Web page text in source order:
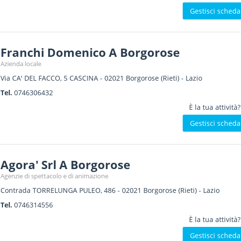
Gestisci scheda
Franchi Domenico A Borgorose
Azienda locale
Via CA' DEL FACCO, 5 CASCINA- 02021 Borgorose(Rieti) - Lazio
Tel. 0746306432
È la tua attività?
Gestisci scheda
Agora' Srl A Borgorose
Agenzie di spettacolo e di animazione
Contrada TORRELUNGA PULEO, 486- 02021 Borgorose(Rieti) - Lazio
Tel. 0746314556
È la tua attività?
Gestisci scheda